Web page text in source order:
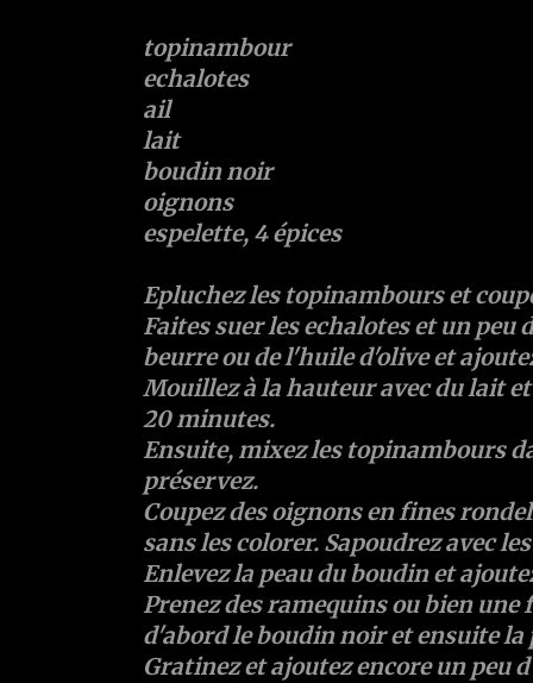
topinambour
echalotes
ail
lait
boudin noir
oignons
espelette, 4 épices
Epluchez les topinambours et
Faites suer les echalotes et un peu
beurre ou de l'huile d'olive et
Mouillez à la hauteur avec du lait
20 minutes.
Ensuite, mixez les topinambours
préservez.
Coupez des oignons en fines
sans les colorer. Sapoudrez avec
Enlevez la peau du boudin et
Prenez des ramequins ou bien
d'abord le boudin noir et ensuite
Gratinez et ajoutez encore un peu